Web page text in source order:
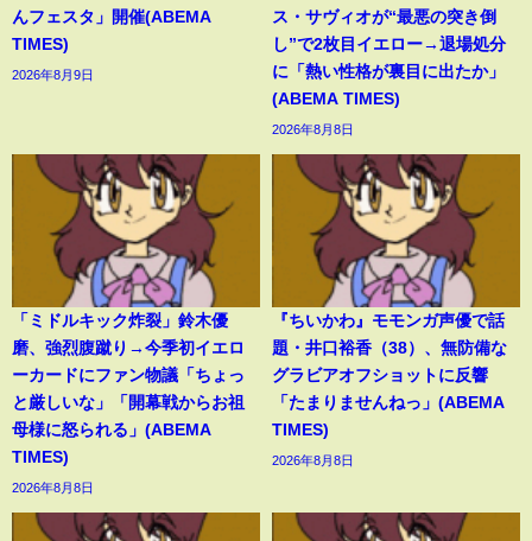
んフェスタ」開催(ABEMA
TIMES)
2026年8月9日
ス・サヴィオが“最悪の突き倒
し”で2枚目イエロー→退場処分
に「熱い性格が裏目に出たか」
(ABEMA TIMES)
2026年8月8日
「ミドルキック炸裂」鈴木優
磨、強烈腹蹴り→今季初イエロ
ーカードにファン物議「ちょっ
と厳しいな」「開幕戦からお祖
母様に怒られる」(ABEMA
TIMES)
2026年8月8日
『ちいかわ』モモンガ声優で話
題・井口裕香（38）、無防備な
グラビアオフショットに反響
「たまりませんねっ」(ABEMA
TIMES)
2026年8月8日